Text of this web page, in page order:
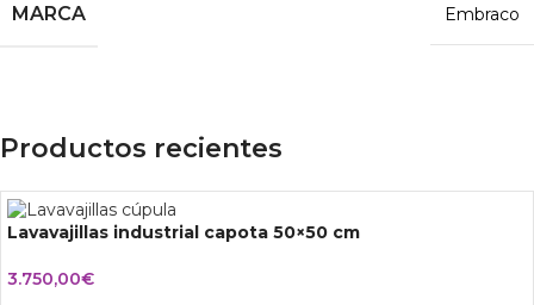
MARCA Embraco
Productos recientes
Lavavajillas industrial capota 50×50 cm
3.750,00€